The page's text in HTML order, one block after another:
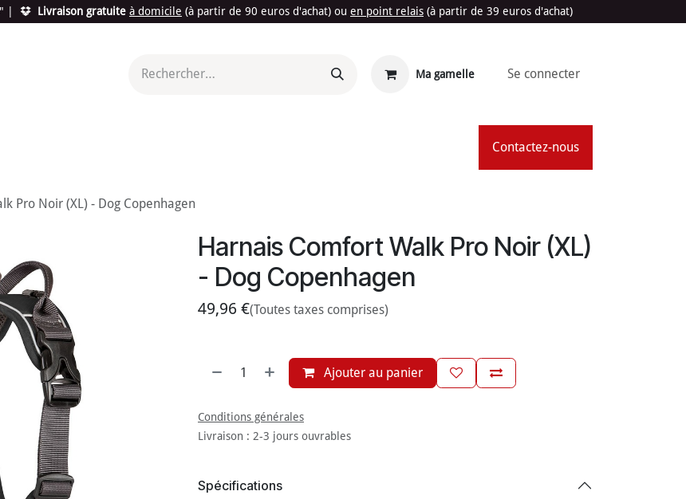
Livraison gratuite à domicile (à partir de 90 euros d'achat) ou en point relais (à partir de 39 euros d'achat)
Ma gamelle Se connecter
Contactez-nous
Pro Noir (XL) - Dog Copenhagen
Harnais Comfort Walk Pro Noir (XL)
- Dog Copenhagen
49,96 €(Toutes taxes comprises)
Ajouter au panier
Conditions générales
Livraison : 2-3 jours ouvrables
Spécifications